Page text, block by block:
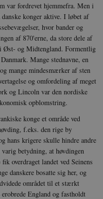
var fordrevet hjemmefra. Men i
konger aktive. I løbet af
hvor bander og
af 870'erne, da store dele af
Øst- og Midtengland. Formentlig
Mange stednavne, en
mange mindesmærker af sten
og omfordeling af meget
og Lincoln var den nordiske
opblomstring.
konge et område ved
f.eks. den rige by
hans krigere skulle hindre andre
betydning, at høvdingen
overdraget landet ved Seinens
danskere bosatte sig her, og
området til et stærkt
England og fastholdt